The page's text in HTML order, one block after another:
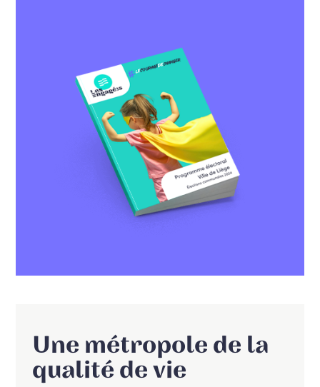
Une métropole de la
qualité de vie